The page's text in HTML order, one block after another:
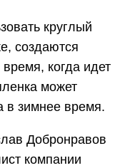
круглый
создаются
когда идет
может
в зимнее время.
Добронравов
компании